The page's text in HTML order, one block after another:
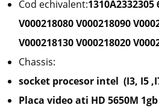
Cod echivalent:1310A2332305
V000218080 V000218090
V000218130 V000218020
Chassis:
socket procesor intel (I3, I5
Placa video ati HD 5650M 1gb